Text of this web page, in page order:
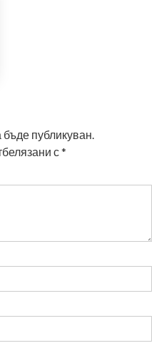
публикуван.
с*